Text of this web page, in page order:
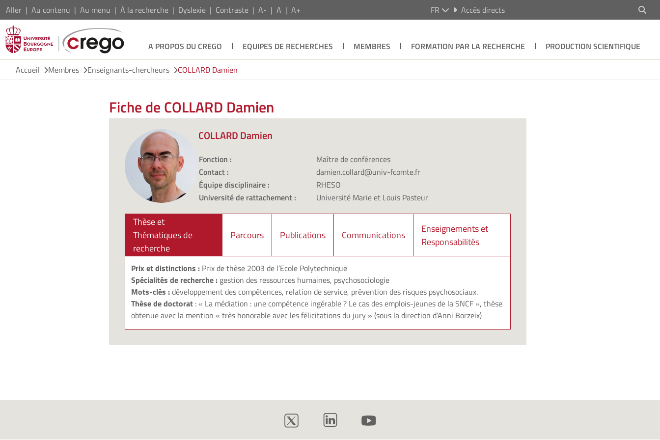
Aller Au contenu Au menu À la recherche Dyslexie Contraste A- A A+ FR Accès directs
A PROPOS DU CREGO EQUIPES DE RECHERCHES MEMBRES FORMATION PAR LA RECHERCHE
PRODUCTION SCIENTIFIQUE
Accueil
Membres Enseignants-chercheurs COLLARD Damien
Fiche de COLLARD Damien
COLLARD Damien
Fonction :
Maître de conférences
Contact :
damien.collard@univ-fcomte.fr
Équipe disciplinaire :
RHESO
Université de rattachement :
Université Marie et Louis Pasteur
Thèse et
Thématiques de
recherche
Parcours Publications Communications
Enseignements et
Responsabilités
Prix et distinctions : Prix de thèse 2003 de l’Ecole Polytechnique
Spécialités de recherche : gestion des ressources humaines, psychosociologie
Mots-clés :développement des compétences, relation de service, prévention des risques psychosociaux.
Thèse de doctorat : « La médiation : une compétence ingérable ? Le cas des emplois-jeunes de la SNCF », thèse
obtenue avec la mention « très honorable avec les félicitations du jury » (sous la direction d’Anni Borzeix)